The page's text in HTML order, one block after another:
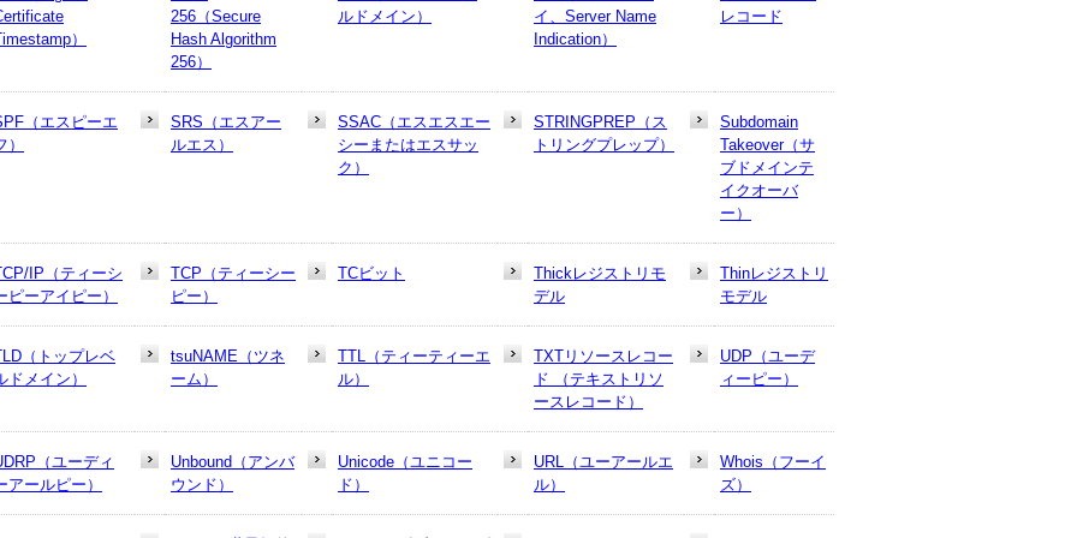
）
256（Secure
Hash Algorithm
256）
ルドメイン）
イ、Server Name
Indication）
レコード
（エスピーエ
）
SRS（エスアー
ルエス）
SSAC（エスエスエー
シーまたはエスサッ
ク）
STRINGPREP（ス
トリングプレップ）
Subdomain
Takeover（サ
ブドメインテ
イクオーバ
ー）
IP（ティーシ
ピーアイピー）
TCP（ティーシー
ピー）
TCビット
Thickレジストリモ
デル
Thinレジストリ
モデル
（トップレベ
ドメイン）
tsuNAME（ツネ
ーム）
TTL（ティーティーエ
ル）
TXTリソースレコー
ド （テキストリソ
ースレコード）
UDP（ユーデ
ィーピー）
（ユーディ
アールピー）
Unbound（アンバ
ウンド）
Unicode（ユニコー
ド）
URL（ユーアールエ
ル）
Whois（フーイ
ズ）